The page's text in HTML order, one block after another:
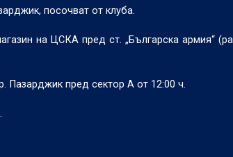
посочват от клуба.
на ЦСКА пред ст. „Българска армия“
Пазарджик пред сектор А от 12:00 ч.